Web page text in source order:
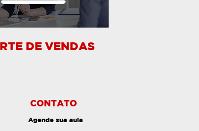
DE VENDAS
CONTATO
Agende sua aula